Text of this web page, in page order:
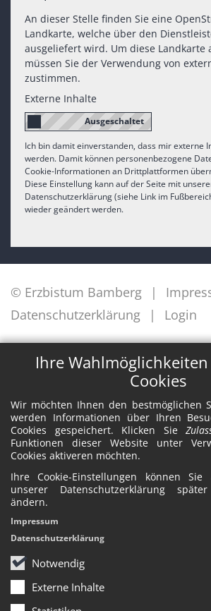
Ihre
Cookies
Wir möchten Ihnen den bestmöglichen
werden Informationen über Ihren
Cookies gespeichert. Klicken Sie
Funktionen dieser Website unter
Cookies aktiveren möchten.
Ihre Cookie-Einstellungen können
unserer Datenschutzerklärung
ändern.
Notwendig
Externe Inhalte
Impressum
Datenschutzerklärung
An dieser Stelle finden Sie eine
Landkarte, welche über den
ausgeliefert wird. Um diese Landkarte
müssen Sie der Verwendung von
zustimmen.
Externe Inhalte
Ich bin damit einverstanden, dass mir externe
werden. Damit können personenbezogene
Cookie-Informationen an Drittplattformen
Diese Einstellung kann auf der Seite mit
Datenschutzerklärung (siehe Link im
wieder geändert werden.
© Erzbistum Bamberg
Datenschutzerklärung
Login